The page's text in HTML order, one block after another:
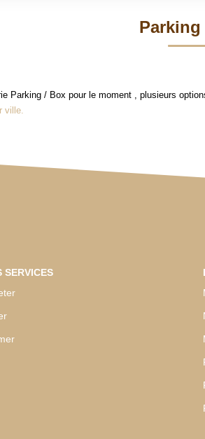
Parking / Box pour le moment , plusieurs
ville.
SERVICES